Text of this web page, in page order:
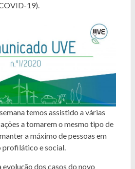
19).
temos assistido a várias
a tomarem o mesmo tipo de
a máximo de pessoas em
profilático e social.
evolução dos casos do novo